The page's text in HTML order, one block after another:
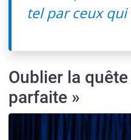
tel par ceux
Oublier la
parfaite »